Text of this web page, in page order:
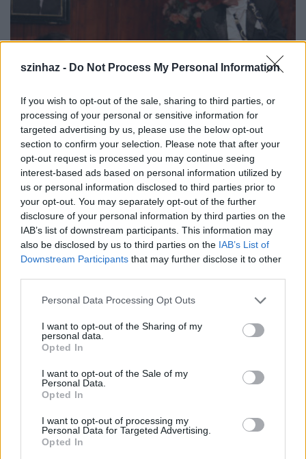
szinhaz - Do Not Process My Personal Information
If you wish to opt-out of the sale, sharing to third parties, or
processing of your personal or sensitive information for
targeted advertising by us, please use the below opt-out
section to confirm your selection. Please note that after your
opt-out request is processed you may continue seeing
interest-based ads based on personal information utilized by
us or personal information disclosed to third parties prior to
your opt-out. You may separately opt-out of the further
disclosure of your personal information by third parties on the
IAB’s list of downstream participants. This information may
also be disclosed by us to third parties on the IAB’s List of
Downstream Participants that may further disclose it to other
Please note that this website/app uses one or more Google
not limited to your visit or usage behaviour. You may click to
grant or deny consent to Google and its third-party tags to
use your data for below specified purposes in below Google
consent section.
Personal Data Processing Opt Outs
I want to opt-out of the Sharing of my
personal data.
Opted In
I want to opt-out of the Sale of my
Personal Data.
Opted In
I want to opt-out of processing my
Personal Data for Targeted Advertising.
Opted In
Miért dörmög a bankár és jubilál a
bankban a medve?
• 2011. április 22.
A Nagyváradra az ünnepre hazalátogatók vagy épp
arra járók számára kínál tartalmas kikapcsolódási
lehetőséget a Szigligeti Társulat: Csehov két
egyfelvonásos bohózatát – (Medve, Jubileum)
mutatja be a Fekete Sas-palotában lévő Árkádia
Bábszínházban. Csehov egyfelvonásos bohózatai, a
Medve és a…